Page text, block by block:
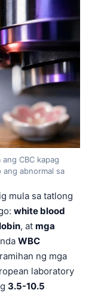
CBC kapag
abnormal sa
mula sa tatlong
white blood
, at mga
WBC
ng mga
laboratory
3.5-10.5